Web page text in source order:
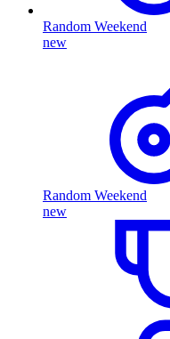
Random Weekend
new
Random Weekend
new